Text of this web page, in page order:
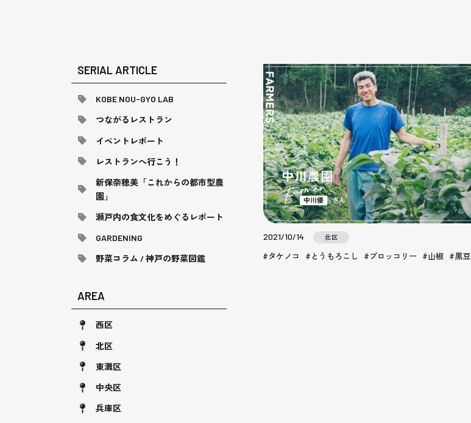
2021/10/14 北区
タケノコ とうもろこし ブロッコリー 山椒 黒豆
SERIAL ARTICLE
KOBE NOU-GYO LAB
つながるレストラン
イベントレポート
レストランへ行こう！
新保奈穂美「これからの都市型農
園」
瀬戸内の食文化をめぐるレポート
GARDENING
野菜コラム / 神戸の野菜図鑑
AREA
西区
北区
東灘区
中央区
兵庫区